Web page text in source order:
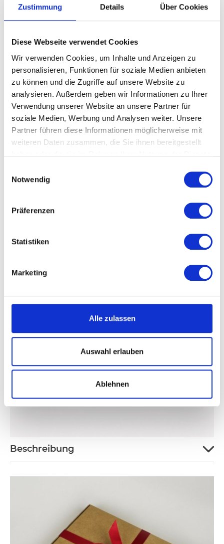
Zustimmung Details Über Cookies
Diese Webseite verwendet Cookies
Wir verwenden Cookies, um Inhalte und Anzeigen zu
personalisieren, Funktionen für soziale Medien anbieten
zu können und die Zugriffe auf unsere Website zu
analysieren. Außerdem geben wir Informationen zu Ihrer
Verwendung unserer Website an unsere Partner für
soziale Medien, Werbung und Analysen weiter. Unsere
Partner führen diese Informationen möglicherweise mit
weiteren Daten zusammen, die Sie ihnen bereitgestellt
Notwendig
Präferenzen
Statistiken
Marketing
Alle zulassen
Auswahl erlauben
Ablehnen
Beschreibung
Beschreibung